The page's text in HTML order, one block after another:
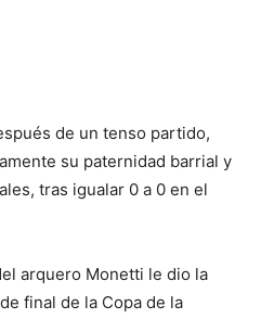
de un tenso partido,
su paternidad barrial y
tras igualar 0 a 0 en el
arquero Monetti le dio la
final de la Copa de la